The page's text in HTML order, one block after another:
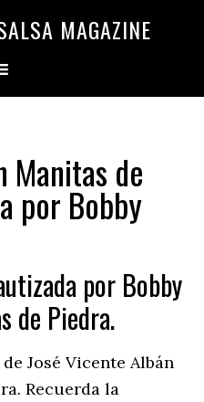
MAGAZINE
Manitas de
por Bobby
por Bobby
de Piedra.
José Vicente Albán
Recuerda la